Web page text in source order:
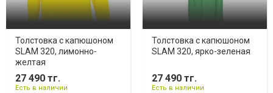
Толстовка с капюшоном
SLAM 320, лимонно-
желтая
27 490 тг.
Есть в наличии
Толстовка с капюшоном
SLAM 320, ярко-зеленая
27 490 тг.
Есть в наличии